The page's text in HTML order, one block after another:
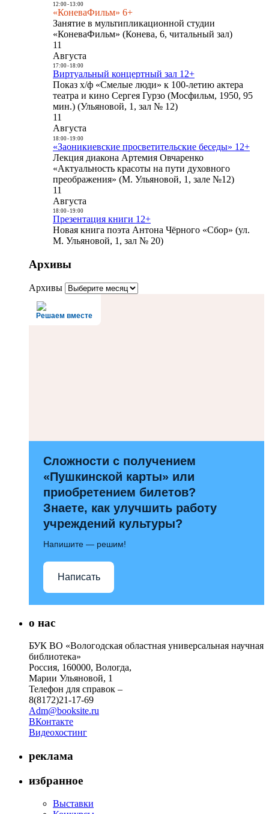
12:00- 13:00
«КоневаФильм» 6+
Занятие в мультипликационной студии
«КоневаФильм» (Конева, 6, читальный зал)
11
Августа
17:00- 18:00
Виртуальный концертный зал 12+
Показ х/ф «Смелые люди» к 100-летию актера
театра и кино Сергея Гурзо (Мосфильм, 1950, 95
мин.) (Ульяновой, 1, зал № 12)
11
Августа
18:00- 19:00
«Заоникиевские просветительские беседы» 12+
Лекция диакона Артемия Овчаренко
«Актуальность красоты на пути духовного
преображения» (М. Ульяновой, 1, зале №12)
11
Августа
18:00- 19:00
Презентация книги 12+
Новая книга поэта Антона Чёрного «Сбор» (ул.
М. Ульяновой, 1, зал № 20)
Архивы
Архивы
Решаем вместе
Сложности с получением
«Пушкинской карты» или
приобретением билетов?
Знаете, как улучшить работу
учреждений культуры?
Напишите — решим!
Написать
о нас
БУК ВО «Вологодская областная универсальная научная
библиотека»
Россия, 160000, Вологда,
Марии Ульяновой, 1
Телефон для справок –
8(8172)21-17-69
Adm@booksite.ru
ВКонтакте
Видеохостинг
реклама
избранное
Выставки